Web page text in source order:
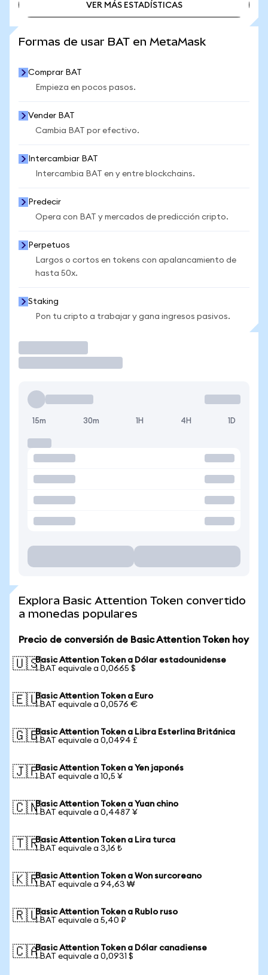
VER MÁS ESTADÍSTICAS
Formas de usar BAT en MetaMask
Comprar BAT
Empieza en pocos pasos.
Vender BAT
Cambia BAT por efectivo.
Intercambiar BAT
Intercambia BAT en y entre blockchains.
Predecir
Opera con BAT y mercados de predicción cripto.
Perpetuos
Largos o cortos en tokens con apalancamiento de
hasta 50x.
Staking
Pon tu cripto a trabajar y gana ingresos pasivos.
15m 30m 1H 4H 1D
Explora Basic Attention Token convertido
a monedas populares
Precio de conversión de Basic Attention Token hoy
🇺🇸Basic Attention Token a Dólar estadounidense
1 BAT equivale a 0,0665 $
🇪🇺Basic Attention Token a Euro
1 BAT equivale a 0,0576 €
🇬🇧Basic Attention Token a Libra Esterlina Británica
1 BAT equivale a 0,0494 £
🇯🇵Basic Attention Token a Yen japonés
1 BAT equivale a 10,5 ¥
🇨🇳Basic Attention Token a Yuan chino
1 BAT equivale a 0,4487 ¥
🇹🇷Basic Attention Token a Lira turca
1 BAT equivale a 3,16 ₺
🇰🇷Basic Attention Token a Won surcoreano
1 BAT equivale a 94,63 ₩
🇷🇺Basic Attention Token a Rublo ruso
1 BAT equivale a 5,40 ₽
🇨🇦Basic Attention Token a Dólar canadiense
1 BAT equivale a 0,0931 $